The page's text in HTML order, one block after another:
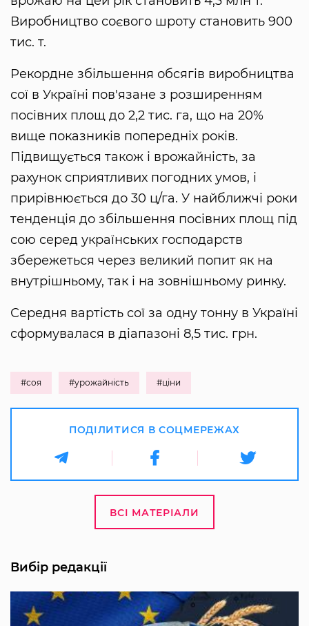
Виробництво соєвого шроту становить 900
тис. т.
Рекордне збільшення обсягів виробництва
сої в Україні пов'язане з розширенням
посівних площ до 2,2 тис. га, що на 20%
вище показників попередніх років.
Підвищується також і врожайність, за
рахунок сприятливих погодних умов, і
прирівнюється до 30 ц/га. У найближчі роки
тенденція до збільшення посівних площ під
сою серед українських господарств
збережеться через великий попит як на
внутрішньому, так і на зовнішньому ринку.
Середня вартість сої за одну тонну в Україні
сформувалася в діапазоні 8,5 тис. грн.
#соя #урожайність #ціни
ПОДІЛИТИСЯ В СОЦМЕРЕЖАХ
ВСІ МАТЕРІАЛИ
Вибір редакції